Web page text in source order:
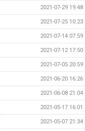
2021-07-29 19:48
2021-07-25 10:23
2021-07-14 07:59
2021-07-12 17:50
2021-07-05 20:59
2021-06-20 16:26
2021-06-08 21:04
2021-05-17 16:01
2021-05-07 21:34